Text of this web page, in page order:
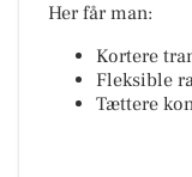
Her får man:
Kortere
Fleksible
Tættere